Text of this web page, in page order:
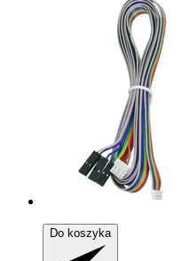
Do koszyka